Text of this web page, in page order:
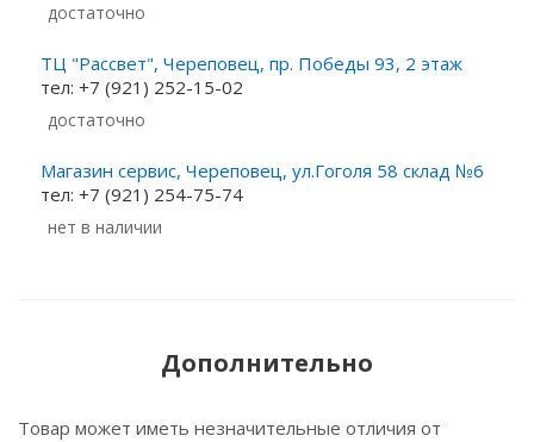
Достаточно
ТЦ "Рассвет", Череповец, пр. Победы 93, 2 этаж
тел: +7 (921) 252-15-02
Достаточно
Магазин сервис, Череповец, ул.Гоголя 58 склад №6
тел: +7 (921) 254-75-74
Нет в наличии
Дополнительно
Товар может иметь незначительные отличия от